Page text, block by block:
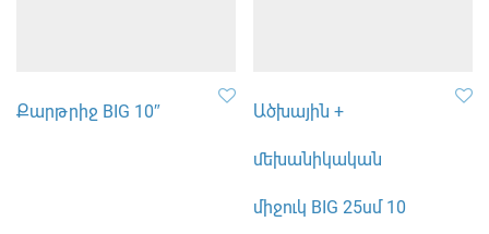
Քարթրիջ BIG 10″ Ածխային +
մեխանիկական
միջուկ BIG 25սմ 10